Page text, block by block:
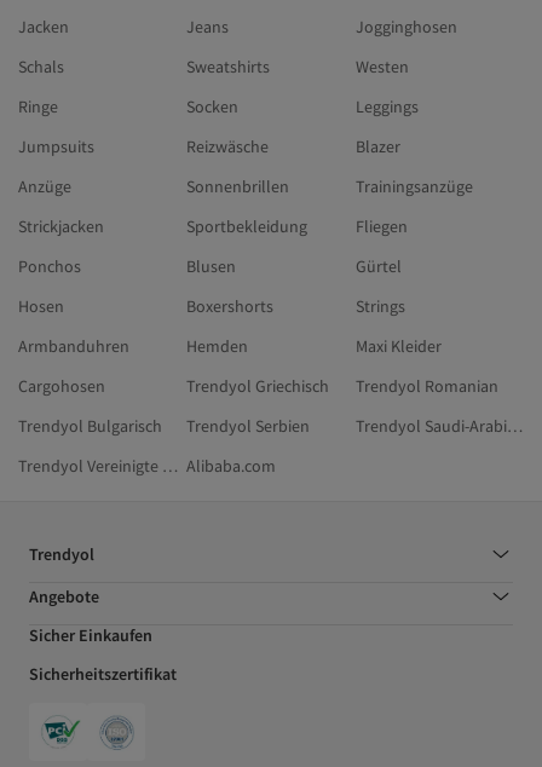
Jacken
Jeans
Jogginghosen
Schals
Sweatshirts
Westen
Ringe
Socken
Leggings
Jumpsuits
Reizwäsche
Blazer
Anzüge
Sonnenbrillen
Trainingsanzüge
Strickjacken
Sportbekleidung
Fliegen
Ponchos
Blusen
Gürtel
Hosen
Boxershorts
Strings
Armbanduhren
Hemden
Maxi Kleider
Cargohosen
Trendyol Griechisch
Trendyol Romanian
Trendyol Bulgarisch
Trendyol Serbien
Trendyol Saudi-Arabien
Trendyol Vereinigte Arabische Emirate Alibaba.com
Trendyol
Angebote
Sicher Einkaufen
Sicherheitszertifikat